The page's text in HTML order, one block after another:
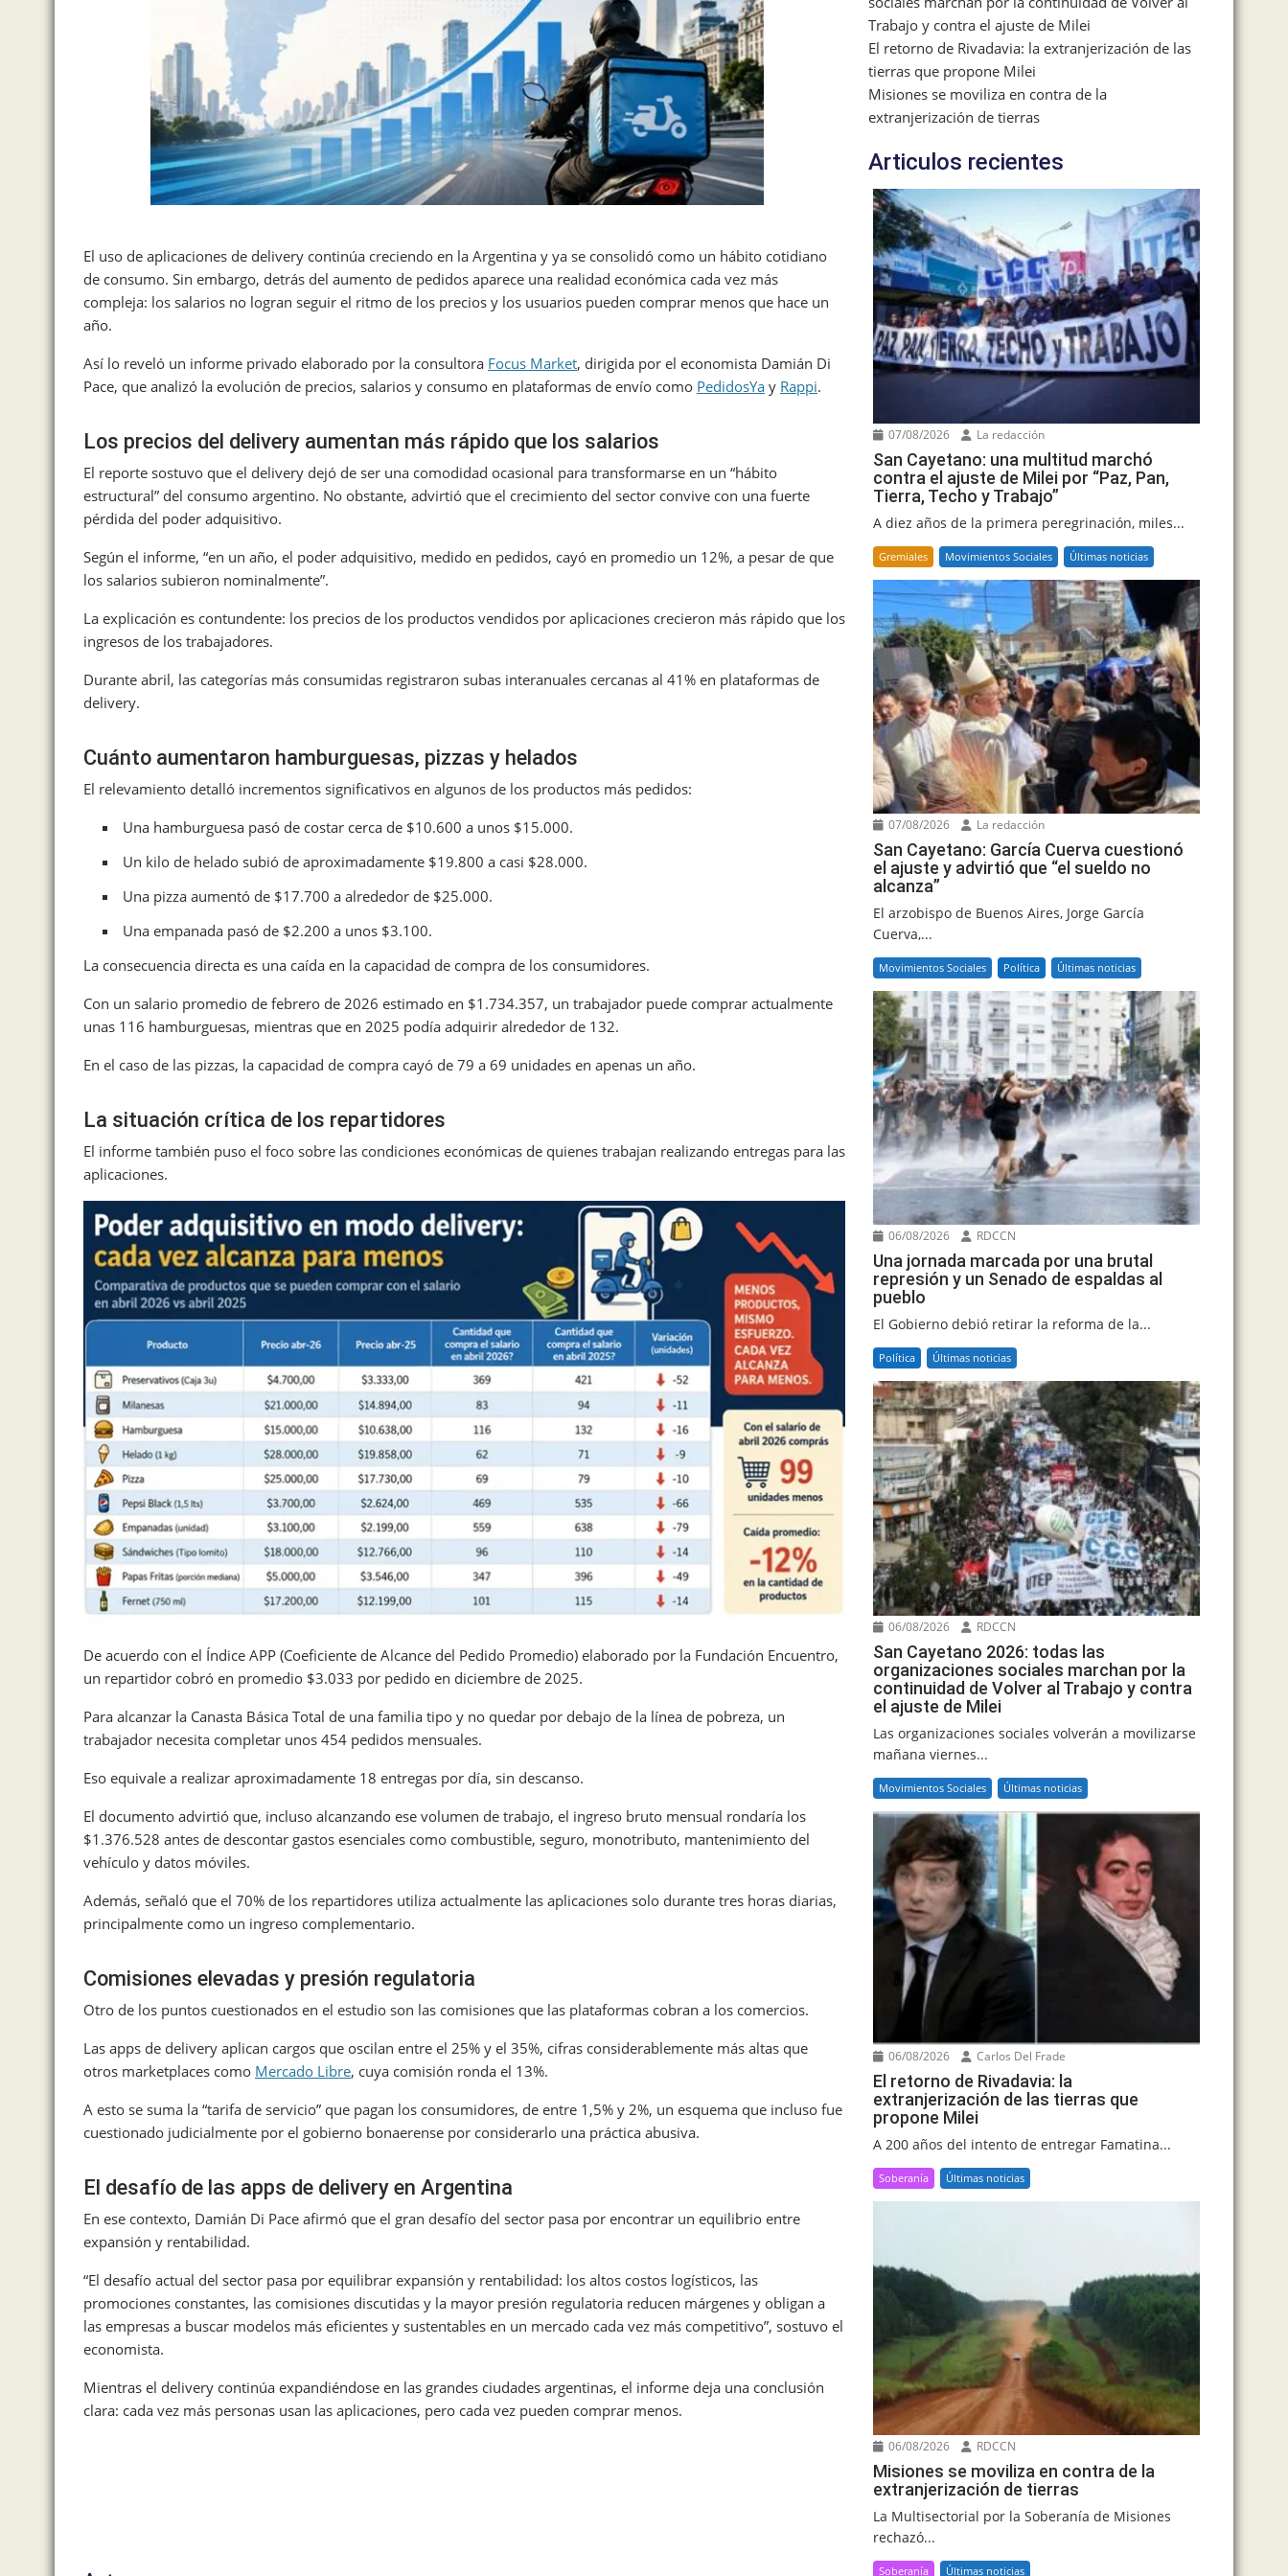
El uso de aplicaciones de delivery continúa creciendo en la Argentina y ya se consolidó como un hábito cotidiano
de consumo. Sin embargo, detrás del aumento de pedidos aparece una realidad económica cada vez más
compleja: los salarios no logran seguir el ritmo de los precios y los usuarios pueden comprar menos que hace un
año.
Así lo reveló un informe privado elaborado por la consultora Focus Market, dirigida por el economista Damián Di
Pace, que analizó la evolución de precios, salarios y consumo en plataformas de envío como PedidosYa y Rappi.
Los precios del delivery aumentan más rápido que los salarios
El reporte sostuvo que el delivery dejó de ser una comodidad ocasional para transformarse en un “hábito
estructural” del consumo argentino. No obstante, advirtió que el crecimiento del sector convive con una fuerte
pérdida del poder adquisitivo.
Según el informe, “en un año, el poder adquisitivo, medido en pedidos, cayó en promedio un 12%, a pesar de que
los salarios subieron nominalmente”.
La explicación es contundente: los precios de los productos vendidos por aplicaciones crecieron más rápido que los
ingresos de los trabajadores.
Durante abril, las categorías más consumidas registraron subas interanuales cercanas al 41% en plataformas de
delivery.
Cuánto aumentaron hamburguesas, pizzas y helados
El relevamiento detalló incrementos significativos en algunos de los productos más pedidos:
Una hamburguesa pasó de costar cerca de $10.600 a unos $15.000.
Un kilo de helado subió de aproximadamente $19.800 a casi $28.000.
Una pizza aumentó de $17.700 a alrededor de $25.000.
Una empanada pasó de $2.200 a unos $3.100.
La consecuencia directa es una caída en la capacidad de compra de los consumidores.
Con un salario promedio de febrero de 2026 estimado en $1.734.357, un trabajador puede comprar actualmente
unas 116 hamburguesas, mientras que en 2025 podía adquirir alrededor de 132.
En el caso de las pizzas, la capacidad de compra cayó de 79 a 69 unidades en apenas un año.
La situación crítica de los repartidores
El informe también puso el foco sobre las condiciones económicas de quienes trabajan realizando entregas para las
aplicaciones.
De acuerdo con el Índice APP (Coeficiente de Alcance del Pedido Promedio) elaborado por la Fundación Encuentro,
un repartidor cobró en promedio $3.033 por pedido en diciembre de 2025.
Para alcanzar la Canasta Básica Total de una familia tipo y no quedar por debajo de la línea de pobreza, un
trabajador necesita completar unos 454 pedidos mensuales.
Eso equivale a realizar aproximadamente 18 entregas por día, sin descanso.
El documento advirtió que, incluso alcanzando ese volumen de trabajo, el ingreso bruto mensual rondaría los
$1.376.528 antes de descontar gastos esenciales como combustible, seguro, monotributo, mantenimiento del
vehículo y datos móviles.
Además, señaló que el 70% de los repartidores utiliza actualmente las aplicaciones solo durante tres horas diarias,
principalmente como un ingreso complementario.
Comisiones elevadas y presión regulatoria
Otro de los puntos cuestionados en el estudio son las comisiones que las plataformas cobran a los comercios.
Las apps de delivery aplican cargos que oscilan entre el 25% y el 35%, cifras considerablemente más altas que
otros marketplaces como Mercado Libre, cuya comisión ronda el 13%.
A esto se suma la “tarifa de servicio” que pagan los consumidores, de entre 1,5% y 2%, un esquema que incluso fue
cuestionado judicialmente por el gobierno bonaerense por considerarlo una práctica abusiva.
El desafío de las apps de delivery en Argentina
En ese contexto, Damián Di Pace afirmó que el gran desafío del sector pasa por encontrar un equilibrio entre
expansión y rentabilidad.
“El desafío actual del sector pasa por equilibrar expansión y rentabilidad: los altos costos logísticos, las
promociones constantes, las comisiones discutidas y la mayor presión regulatoria reducen márgenes y obligan a
las empresas a buscar modelos más eficientes y sustentables en un mercado cada vez más competitivo”, sostuvo el
economista.
Mientras el delivery continúa expandiéndose en las grandes ciudades argentinas, el informe deja una conclusión
clara: cada vez más personas usan las aplicaciones, pero cada vez pueden comprar menos.
Trabajo y contra el ajuste de Milei
El retorno de Rivadavia: la extranjerización de las
tierras que propone Milei
Misiones se moviliza en contra de la
extranjerización de tierras
Articulos recientes
07/08/2026 La redacción
San Cayetano: una multitud marchó
contra el ajuste de Milei por “Paz, Pan,
Tierra, Techo y Trabajo”
A diez años de la primera peregrinación, miles...
Gremiales Movimientos Sociales Últimas noticias
07/08/2026 La redacción
San Cayetano: García Cuerva cuestionó
el ajuste y advirtió que “el sueldo no
alcanza”
El arzobispo de Buenos Aires, Jorge García
Cuerva,...
Movimientos Sociales Política Últimas noticias
06/08/2026 RDCCN
Una jornada marcada por una brutal
represión y un Senado de espaldas al
pueblo
El Gobierno debió retirar la reforma de la...
Política Últimas noticias
06/08/2026 RDCCN
San Cayetano 2026: todas las
organizaciones sociales marchan por la
continuidad de Volver al Trabajo y contra
el ajuste de Milei
Las organizaciones sociales volverán a movilizarse
mañana viernes...
Movimientos Sociales Últimas noticias
06/08/2026 Carlos Del Frade
El retorno de Rivadavia: la
extranjerización de las tierras que
propone Milei
A 200 años del intento de entregar Famatina...
Soberanía Últimas noticias
06/08/2026 RDCCN
Misiones se moviliza en contra de la
extranjerización de tierras
La Multisectorial por la Soberanía de Misiones
rechazó...
Soberanía Últimas noticias